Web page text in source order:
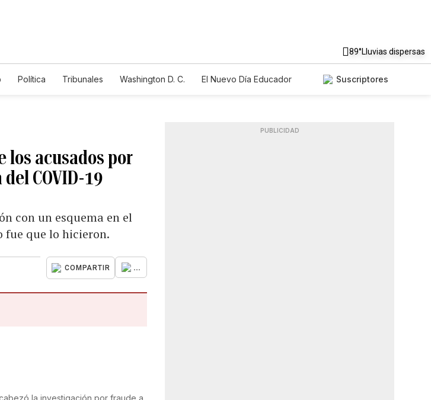
89°Lluvias dispersas
Política Tribunales Washington D. C.
El Nuevo Día Educador
Suscriptores
los acusados por
COVID-19
con un esquema en el
fue que lo hicieron.
COMPARTIR ...
la investigación por fraude a
PUBLICIDAD